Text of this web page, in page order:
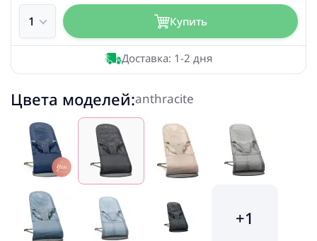
Купить
Доставка: 1-2 дня
Цвета моделей:anthracite
+1